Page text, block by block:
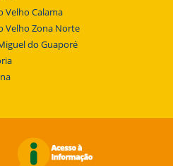
Velho Calama
Velho Zona Norte
do Guaporé